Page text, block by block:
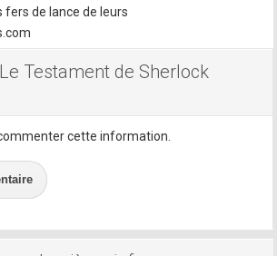
de lance de leurs
Testament de Sherlock
cette information.